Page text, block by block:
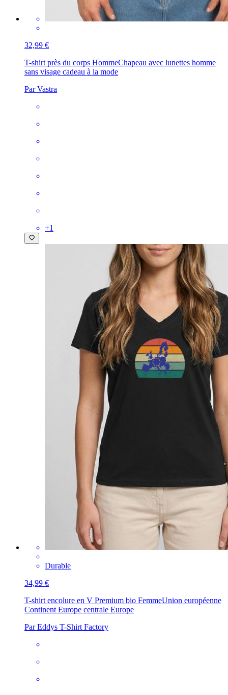
32,99 €
T-shirt près du corps HommeChapeau avec lunettes homme
sans visage cadeau à la mode
Par Vastra
+1
Durable
34,99 €
T-shirt encolure en V Premium bio FemmeUnion européenne
Continent Europe centrale Europe
Par Eddys T-Shirt Factory